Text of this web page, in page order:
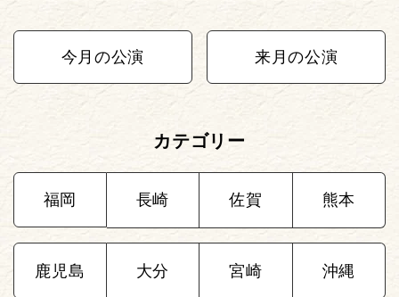
今月の公演 来月の公演
カテゴリー
福岡 長崎 佐賀 熊本
鹿児島 大分 宮崎 沖縄